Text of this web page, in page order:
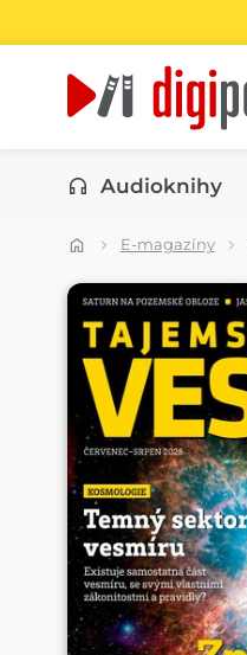
Kategorie
Audioknihy
E-magazíny